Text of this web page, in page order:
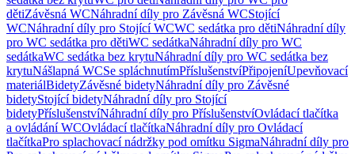
dětiZávěsná WCNáhradní díly pro Závěsná WCStojící
WCNáhradní díly pro Stojící WCWC sedátka pro dětiNáhradní díly
pro WC sedátka pro dětiWC sedátkaNáhradní díly pro WC
sedátkaWC sedátka bez krytuNáhradní díly pro WC sedátka bez
krytuNášlapná WCSe spláchnutímPříslušenstvíPřipojeníUpevňovací
materiálBidetyZávěsné bidetyNáhradní díly pro Závěsné
bidetyStojící bidetyNáhradní díly pro Stojící
bidetyPříslušenstvíNáhradní díly pro PříslušenstvíOvládací tlačítka
a ovládání WCOvládací tlačítkaNáhradní díly pro Ovládací
tlačítkaPro splachovací nádržky pod omítku SigmaNáhradní díly pro